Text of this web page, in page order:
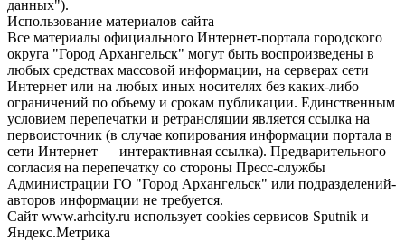
данных").
Использование материалов сайта
Все материалы официального Интернет-портала городского
округа "Город Архангельск" могут быть воспроизведены в
любых средствах массовой информации, на серверах сети
Интернет или на любых иных носителях без каких-либо
ограничений по объему и срокам публикации. Единственным
условием перепечатки и ретрансляции является ссылка на
первоисточник (в случае копирования информации портала в
сети Интернет — интерактивная ссылка). Предварительного
согласия на перепечатку со стороны Пресс-службы
Администрации ГО "Город Архангельск" или подразделений-
авторов информации не требуется.
Сайт www.arhcity.ru использует cookies сервисов Sputnik и
Яндекс.Метрика